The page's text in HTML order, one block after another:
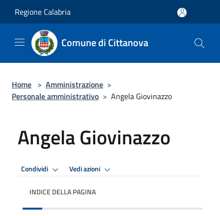
Regione Calabria
Comune di Cittanova
Home > Amministrazione >
Personale amministrativo > Angela Giovinazzo
Angela Giovinazzo
Condividi Vedi azioni
INDICE DELLA PAGINA